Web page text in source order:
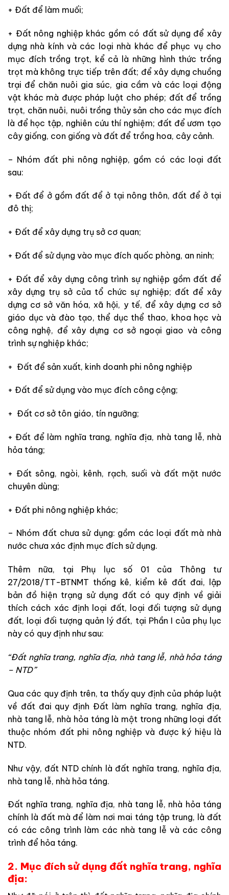
+ Đất để làm muối;
+ Đất nông nghiệp khác gồm có đất sử dụng để xây
dựng nhà kính và các loại nhà khác để phục vụ cho
mục đích trồng trọt, kể cả là những hình thức trồng
trọt mà không trực tiếp trên đất; để xây dựng chuồng
trại để chăn nuôi gia súc, gia cầm và các loại động
vật khác mà được pháp luật cho phép; đất để trồng
trọt, chăn nuôi, nuôi trồng thủy sản cho các mục đích
là để học tập, nghiên cứu thí nghiệm; đất để ươm tạo
cây giống, con giống và đất để trồng hoa, cây cảnh.
– Nhóm đất phi nông nghiệp, gồm có các loại đất
sau:
+ Đất để ở gồm đất để ở tại nông thôn, đất để ở tại
đô thị;
+ Đất để xây dựng trụ sở cơ quan;
+ Đất để sử dụng vào mục đích quốc phòng, an ninh;
+ Đất để xây dựng công trình sự nghiệp gồm đất để
xây dựng trụ sở của tổ chức sự nghiệp; đất để xây
dựng cơ sở văn hóa, xã hội, y tế, để xây dựng cơ sở
giáo dục và đào tạo, thể dục thể thao, khoa học và
công nghệ, để xây dựng cơ sở ngoại giao và công
trình sự nghiệp khác;
+ Đất để sản xuất, kinh doanh phi nông nghiệp
+ Đất để sử dụng vào mục đích công cộng;
+ Đất cơ sở tôn giáo, tín ngưỡng;
+ Đất để làm nghĩa trang, nghĩa địa, nhà tang lễ, nhà
hỏa táng;
+ Đất sông, ngòi, kênh, rạch, suối và đất mặt nước
chuyên dùng;
+ Đất phi nông nghiệp khác;
– Nhóm đất chưa sử dụng: gồm các loại đất mà nhà
nước chưa xác định mục đích sử dụng.
Thêm nữa, tại Phụ lục số 01 của Thông tư
27/2018/TT-BTNMT thống kê, kiểm kê đất đai, lập
bản đồ hiện trạng sử dụng đất có quy định về giải
thích cách xác định loại đất, loại đối tượng sử dụng
đất, loại đối tượng quản lý đất, tại Phần I của phụ lục
này có quy định như sau:
“Đất nghĩa trang, nghĩa địa, nhà tang lễ, nhà hỏa táng
– NTD”
Qua các quy định trên, ta thấy quy định của pháp luật
về đất đai quy định Đất làm nghĩa trang, nghĩa địa,
nhà tang lễ, nhà hỏa táng là một trong những loại đất
thuộc nhóm đất phi nông nghiệp và được ký hiệu là
NTD.
Như vậy, đất NTD chính là đất nghĩa trang, nghĩa địa,
nhà tang lễ, nhà hỏa táng.
Đất nghĩa trang, nghĩa địa, nhà tang lễ, nhà hỏa táng
chính là đất mà để làm nơi mai táng tập trung, là đất
có các công trình làm các nhà tang lễ và các công
trình để hỏa táng.
2. Mục đích sử dụng đất nghĩa trang, nghĩa
địa: